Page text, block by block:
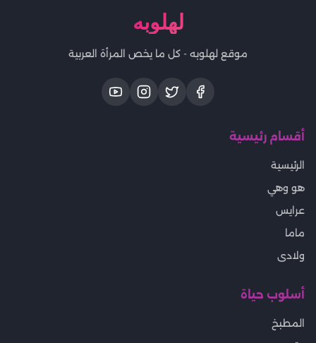
لهلوبه
موقع لهلوبه - كل ما يخص المرأة العربية
أقسام رئيسية
الرئيسية
هو وهي
عرايس
ماما
ولادى
أسلوب حياة
المطبخ